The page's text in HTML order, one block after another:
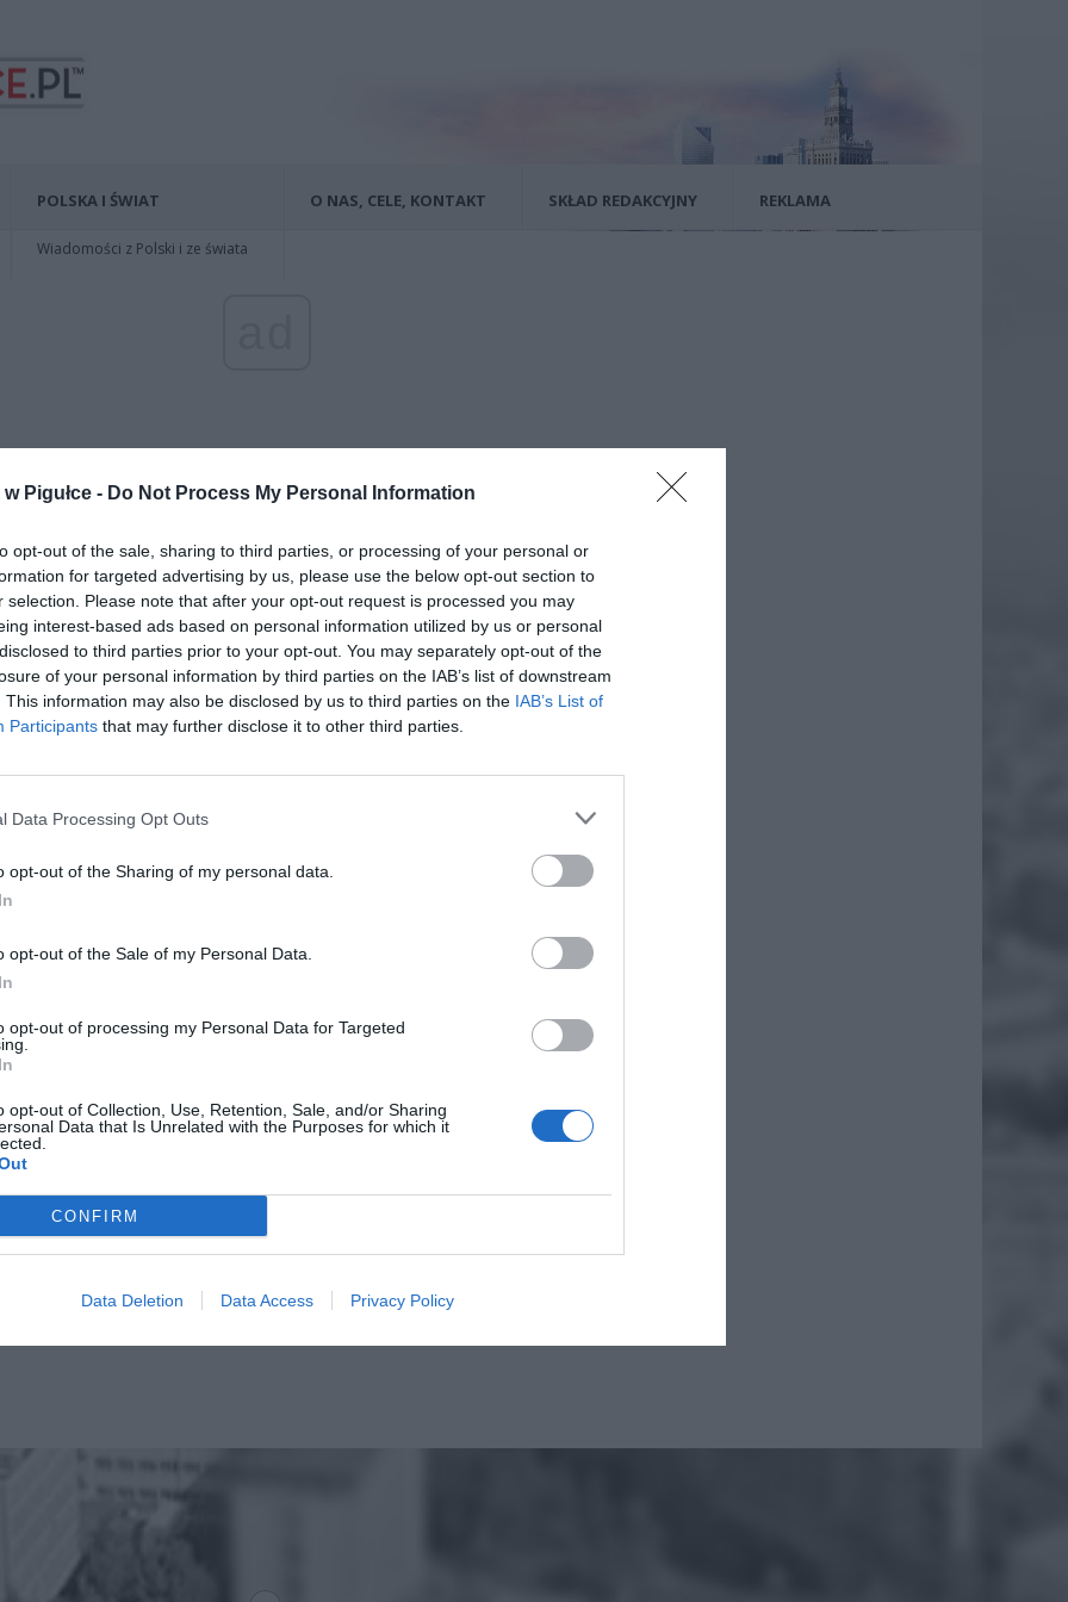
Pigułce - Do Not Process My Personal Information
opt-out of the sale, sharing to third parties, or processing of your personal or
for targeted advertising by us, please use the below opt-out section to
selection. Please note that after your opt-out request is processed you may
interest-based ads based on personal information utilized by us or personal
to third parties prior to your opt-out. You may separately opt-out of the
of your personal information by third parties on the IAB’s list of downstream
This information may also be disclosed by us to third parties on the IAB’s List of
Participants that may further disclose it to other third parties.
Data Processing Opt Outs
opt-out of the Sharing of my personal data.
opt-out of the Sale of my Personal Data.
opt-out of processing my Personal Data for Targeted
opt-out of Collection, Use, Retention, Sale, and/or Sharing
Data that Is Unrelated with the Purposes for which it
CONFIRM
Data Deletion Data Access Privacy Policy
POLSKA I ŚWIAT
Wiadomości z Polski i ze świata
O NAS, CELE, KONTAKT SKŁAD REDAKCYJNY REKLAMA
OJCA CHRZESTNEGO [ZDJĘCIA]
dostąpił zaszczytu zostania chrześniakiem kogoś
wielkiego. I to dosłownie. Michał WierzbickiRedaktor
serwisu. Absolwent Wydziału Dziennikarstwa